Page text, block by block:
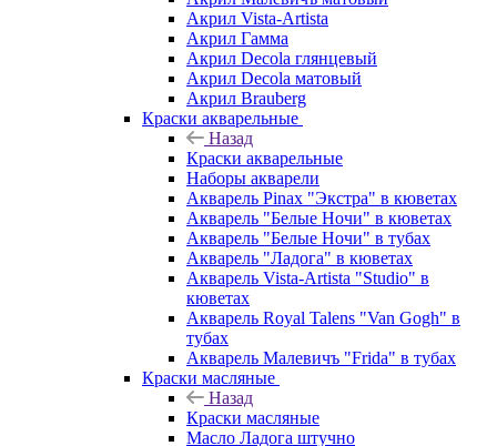
Акрил Vista-Artista
Акрил Гамма
Акрил Decola глянцевый
Акрил Decola матовый
Акрил Brauberg
Краски акварельные
Назад
Краски акварельные
Наборы акварели
Акварель Pinax "Экстра" в кюветах
Акварель "Белые Ночи" в кюветах
Акварель "Белые Ночи" в тубах
Акварель "Ладога" в кюветах
Акварель Vista-Artista "Studio" в
кюветах
Акварель Royal Talens "Van Gogh" в
тубах
Акварель Малевичъ "Frida" в тубах
Краски масляные
Назад
Краски масляные
Масло Ладога штучно